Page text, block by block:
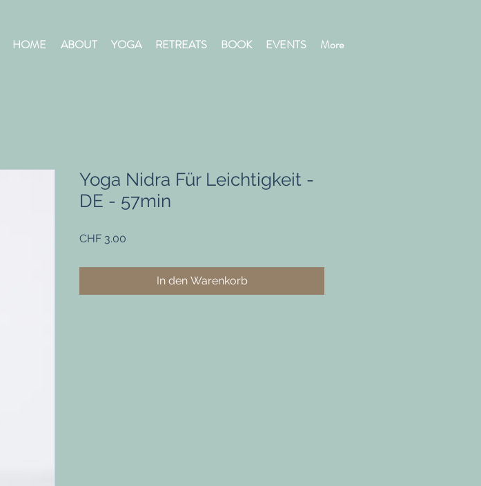
HOME ABOUT YOGA RETREATS BOOK EVENTS More
Yoga Nidra Für Leichtigkeit -
DE - 57min
CHF 3.00
In den Warenkorb